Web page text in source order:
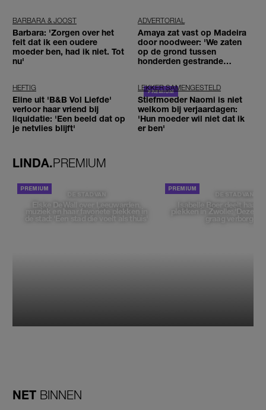
BARBARA & JOOST
Barbara: 'Zorgen over het
feit dat ik een oudere
moeder ben, had ik niet. Tot
nu'
ADVERTORIAL
Amaya zat vast op Madeira
door noodweer: 'We zaten
op de grond tussen
honderden gestrande
HEFTIG
Eline uit 'B&B Vol Liefde'
verloor haar vriend bij
liquidatie: 'Een beeld dat op
je netvlies blijft'
LEKKER SAMENGESTELD
Stiefmoeder Naomi is niet
welkom bij verjaardagen:
'Hun moeder wil niet dat ik
er ben'
LINDA.PREMIUM
DE STAD VAN
Elske DeWall over Leeuwarden,
muziek en haar favoriete plekken in
de stad: 'Een stad die voelt als thuis'
DE STAD VAN
Isabelle Boer deelt haar
plekken in Zwolle: 'Deze
graag verborgen'
NET BINNEN